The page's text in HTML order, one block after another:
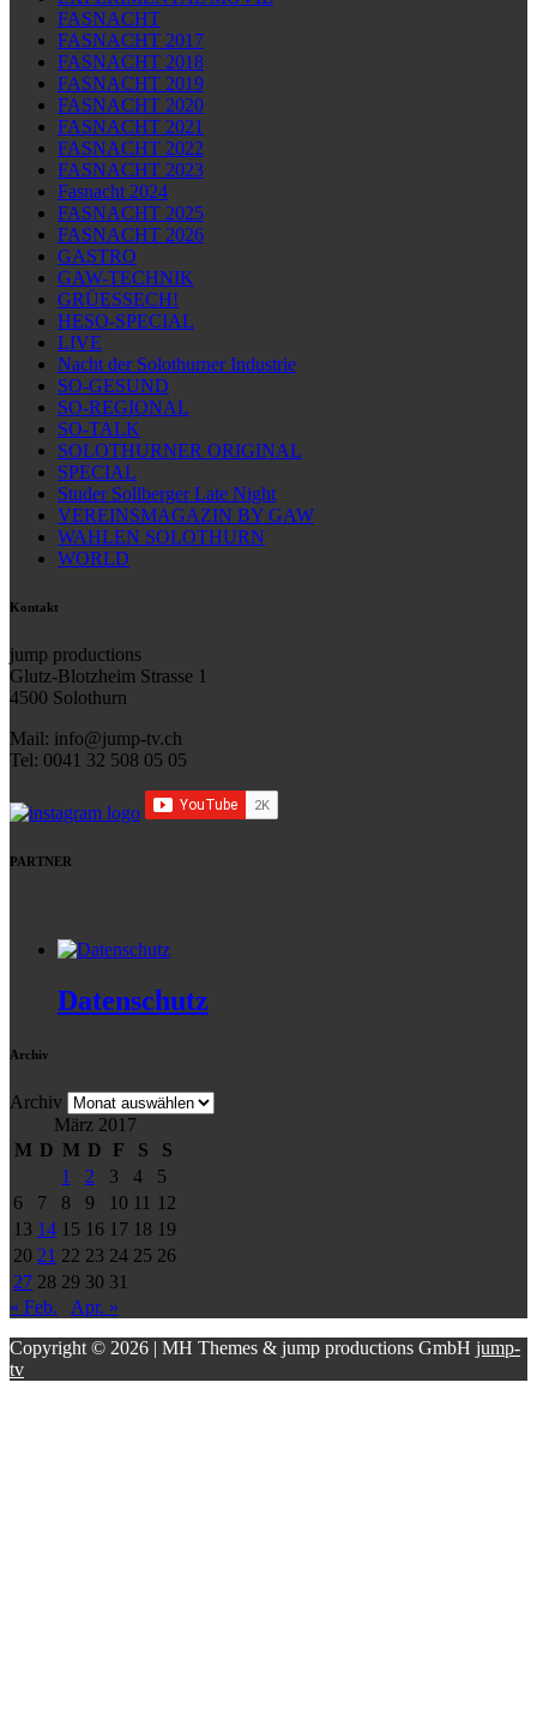
FASNACHT
FASNACHT 2017
FASNACHT 2018
FASNACHT 2019
FASNACHT 2020
FASNACHT 2021
FASNACHT 2022
FASNACHT 2023
Fasnacht 2024
FASNACHT 2025
FASNACHT 2026
GASTRO
GAW-TECHNIK
GRÜESSECH!
HESO-SPECIAL
LIVE
Nacht der Solothurner Industrie
SO-GESUND
SO-REGIONAL
SO-TALK
SOLOTHURNER ORIGINAL
SPECIAL
Studer Sollberger Late Night
VEREINSMAGAZIN BY GAW
WAHLEN SOLOTHURN
WORLD
Kontakt
jump productions
Glutz-Blotzheim Strasse 1
4500 Solothurn
Mail: info@jump-tv.ch
Tel: 0041 32 508 05 05
PARTNER
Datenschutz
Archiv
Archiv
März 2017
M D M D F S
S
1
2 3 4
5
6
7 8 9 10 11 12
13 14 15 16 17 18 19
20 21 22 23 24 25 26
27 28 29 30 31
« Feb.
Apr. »
Copyright © 2026 | MH Themes & jump productions GmbH jump-
tv